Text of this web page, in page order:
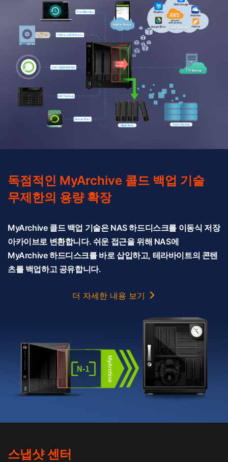
독점적인 MyArchive 콜드 백업 기술
무제한의 용량 확장
MyArchive 콜드 백업 기술은 NAS 하드디스크를 이동식 저장
아카이브로 변환합니다. 쉬운 접근을 위해 NAS에
MyArchive 하드디스크를 바로 삽입하고, 테라바이트의 콘텐
츠를 백업하고 공유합니다.
더 자세한 내용 보기
스냅샷 센터